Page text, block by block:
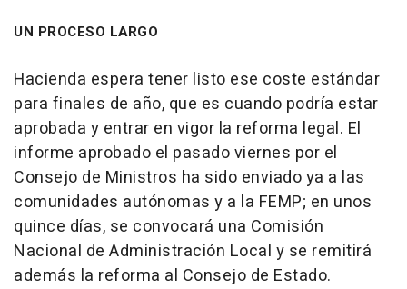
UN PROCESO LARGO
Hacienda espera tener listo ese coste estándar
para finales de año, que es cuando podría estar
aprobada y entrar en vigor la reforma legal. El
informe aprobado el pasado viernes por el
Consejo de Ministros ha sido enviado ya a las
comunidades autónomas y a la FEMP; en unos
quince días, se convocará una Comisión
Nacional de Administración Local y se remitirá
además la reforma al Consejo de Estado.